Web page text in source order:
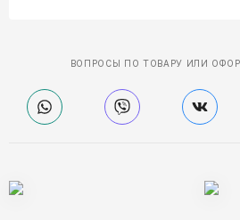
ВОПРОСЫ ПО ТОВАРУ ИЛИ